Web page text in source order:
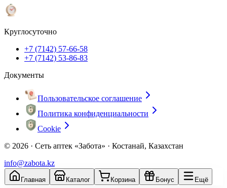
Круглосуточно
+7 (7142) 57-66-58
+7 (7142) 53-86-83
Документы
Пользовательское соглашение
Политика конфиденциальности
Cookie
© 2026 · Сеть аптек «Забота» · Костанай, Казахстан
info@zabota.kz
Главная Каталог Корзина Бонус Ещё